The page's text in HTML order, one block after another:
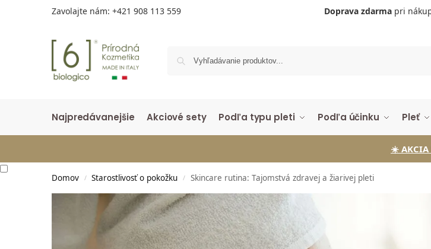
Zavolajte nám: +421 908 113 559 Doprava zdarmapri
Najpredávanejšie Akciové sety Podľa typu pleti Podľa účinku Pleť
☀️ AKCIA BRONZOVÉ
Domov / Starostlivosť o pokožku / Skincare rutina: Tajomstvá zdravej a žiarivej pleti